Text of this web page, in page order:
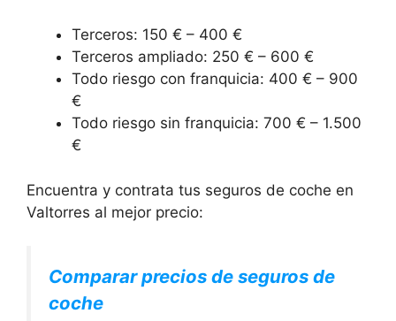
Terceros: 150 € – 400 €
Terceros ampliado: 250 € – 600 €
Todo riesgo con franquicia: 400 € – 900
€
Todo riesgo sin franquicia: 700 € – 1.500
€
Encuentra y contrata tus seguros de coche en
Valtorres al mejor precio:
Comparar precios de seguros de
coche